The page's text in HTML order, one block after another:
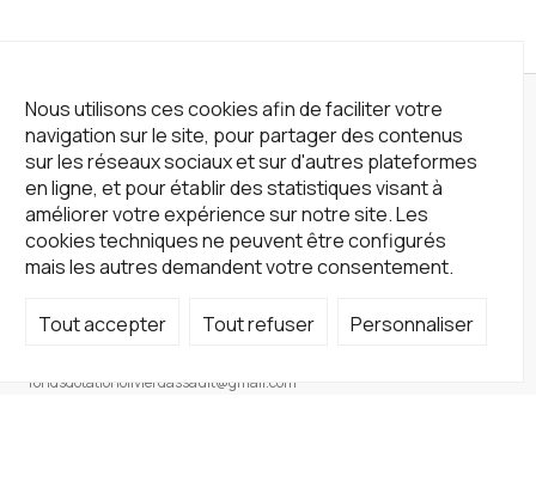
Nous utilisons ces cookies afin de faciliter votre
navigation sur le site, pour partager des contenus
sur les réseaux sociaux et sur d'autres plateformes
en ligne, et pour établir des statistiques visant à
améliorer votre expérience sur notre site. Les
cookies techniques ne peuvent être configurés
mais les autres demandent votre consentement.
Tout accepter Tout refuser Personnaliser
Not a Gallery
fondsdotationolivierdassault@gmail.com